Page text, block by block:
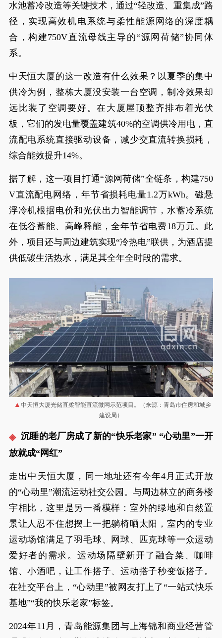
水池蓄冷改造等关键技术，通过“轻改造、重集成”路
径，实现高效机电系统与柔性能源网络的深度耦
合，构建750V直流母线主导的“源网荷储”协同体
系。
中天恒大厦的这一改造有什么效果？以夏季的集中
供冷为例，整栋大厦没安装一台空调，制冷效果却
远比装了空调要好。在大厦屋顶整齐排布着光伏
板，它们的发电量覆盖建筑40%的空调供冷用电，直
流配电系统直接驱动设备，减少交直流转换损耗，
综合能效提升14%。
据了解，这一项目打通“源网荷储”全链条，构建750
V直流配电网络，年节省损耗电量1.2万kWh。磁悬
浮冷机根据电价和光伏出力智能调节，水蓄冷系统
在低谷蓄能、高峰释能，全年节省电费18万元。此
外，项目还与周边建筑实现“冷热电”联供，为酒店提
供低碳生活热水，满足其全年全时段的需求。
中天恒大厦光储直柔智能直流微网示范项目。（来源：青岛市住房和城乡
建设局）
沉睡的老厂房成了新的“快乐老家” “心动里”一开
放就成“网红”
走出中天恒大厦，同一地址还有今年4月正式开放
的“心动里”潮流运动社交公园。与周边林立的商务楼
宇相比，这里是另一番模样：室外的绿地和自然置
景让人忍不住想摆上一把躺椅晒太阳，室内的专业
运动场馆满足了羽毛球、网球、匹克球等一众运动
爱好者的需求。运动场隔壁新开了融合菜、咖啡
馆、小酒吧，让工作搭子、运动搭子秒变饭搭子。
在社交平台上，“心动里”被网友打上了“一站式快乐
基地”“我的快乐老家”标签。
2024年11月，青岛能源集团与上海锦和商业经营管